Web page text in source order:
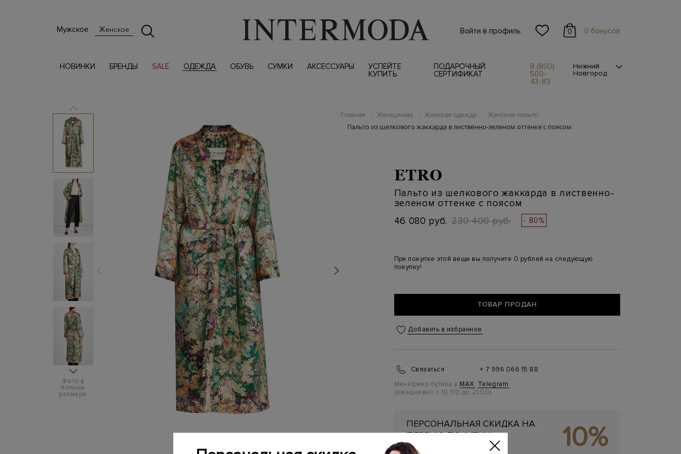
Мужское Женское Войти в профиль 0 0 бонусов
НОВИНКИ БРЕНДЫ SALE ОДЕЖДА ОБУВЬ СУМКИ АКСЕССУАРЫ
УСПЕЙТЕ
КУПИТЬ
ПОДАРОЧНЫЙ
СЕРТИФИКАТ
8 (800)
500-
43-83
Нижний
Новгород
Фото в
полном
размере
Главная / Женщинам / Женская одежда / Женские пальто
/ Пальто из шелкового жаккарда в лиственно-зеленом оттенке с поясом
ETRO
Пальто из шелкового жаккарда в лиственно-
зеленом оттенке с поясом
46 080 руб. 230 400 руб. - 80%
При покупке этой вещи вы получите 0 рублей на следующую
покупку!
ТОВАР ПРОДАН
Добавить в избранное
Связаться
+ 7 996 066 15 88
Менеджер бутика в MAX, Telegram
(ежедневно с 10:00 до 21:00)
ПЕРСОНАЛЬНАЯ СКИДКА НА
ПЕРВУЮ ПОКУПКУ
Подробнее 10%